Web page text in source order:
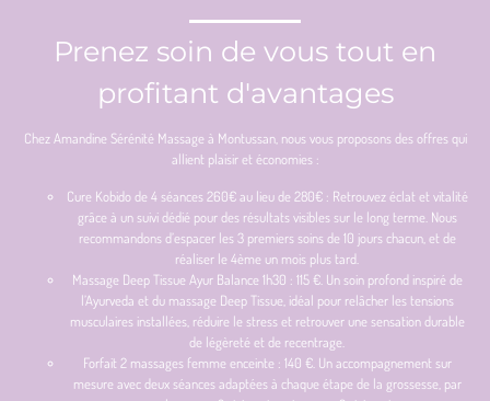
Prenez soin de vous tout en
profitant d'avantages
Chez Amandine Sérénité Massage à Montussan, nous vous proposons des offres qui
allient plaisir et économies :
Cure Kobido de 4 séances 260€ au lieu de 280€ : Retrouvez éclat et vitalité
grâce à un suivi dédié pour des résultats visibles sur le long terme. Nous
recommandons d’espacer les 3 premiers soins de 10 jours chacun, et de
réaliser le 4ème un mois plus tard.
Massage Deep Tissue Ayur Balance 1h30 : 115 €. Un soin profond inspiré de
l’Ayurveda et du massage Deep Tissue, idéal pour relâcher les tensions
musculaires installées, réduire le stress et retrouver une sensation durable
de légèreté et de recentrage.
Forfait 2 massages femme enceinte : 140 €. Un accompagnement sur
mesure avec deux séances adaptées à chaque étape de la grossesse, par